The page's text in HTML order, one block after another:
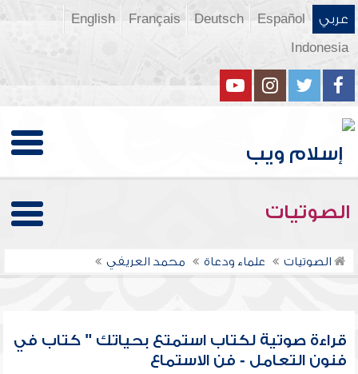
عربي Español
Deutsch
Français
English
Indonesia
الصوتيات
الصوتيات علماء ودعاة محمد العريفي
قراءة صوتية لكتاب استمتع بحياتك " كتاب في
فنون التعامل - فن الاستماع